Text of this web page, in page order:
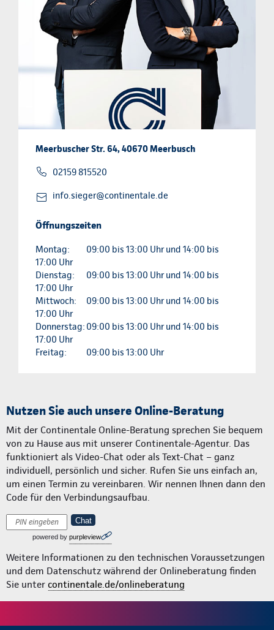
Meerbuscher Str. 64, 40670 Meerbusch
02159 815520
info.sieger@continentale.de
Öffnungszeiten
Montag:
09:00 bis 13:00 Uhr und 14:00 bis
17:00 Uhr
Dienstag:
09:00 bis 13:00 Uhr und 14:00 bis
17:00 Uhr
Mittwoch:
09:00 bis 13:00 Uhr und 14:00 bis
17:00 Uhr
Donnerstag: 09:00 bis 13:00 Uhr und 14:00 bis
17:00 Uhr
Freitag:
09:00 bis 13:00 Uhr
Nutzen Sie auch unsere Online-Beratung
Mit der Continentale Online-Beratung sprechen Sie bequem
von zu Hause aus mit unserer Continentale-Agentur. Das
funktioniert als Video-Chat oder als Text-Chat – ganz
individuell, persönlich und sicher. Rufen Sie uns einfach an,
um einen Termin zu vereinbaren. Wir nennen Ihnen dann den
Code für den Verbindungsaufbau.
Chat
powered by purpleview
Weitere Informationen zu den technischen Voraussetzungen
und dem Datenschutz während der Onlineberatung finden
Sie unter continentale.de/onlineberatung